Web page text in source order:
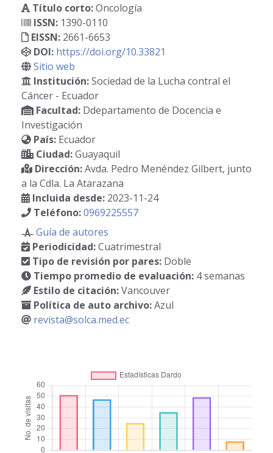
Título corto:Oncología
ISSN: 1390-0110
EISSN: 2661-6653
DOI: https://doi.org/10.33821
Sitio web
Institución:Sociedad de la Lucha contral el
Cáncer - Ecuador
Facultad: Ddepartamento de Docencia e
Investigación
País: Ecuador
Ciudad:Guayaquil
Dirección:Avda. Pedro Menéndez Gilbert, junto
a la Cdla. La Atarazana
Incluida desde: 2023-11-24
Teléfono:0969225557
Guía de autores
Periodicidad:Cuatrimestral
Tipo de revisión por pares: Doble
Tiempo promedio de evaluación: 4 semanas
Estilo de citación:Vancouver
Política de auto archivo:Azul
revista@solca.med.ec